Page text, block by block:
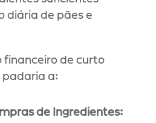
diária de pães e
financeiro de curto
padaria a:
de Ingredientes: